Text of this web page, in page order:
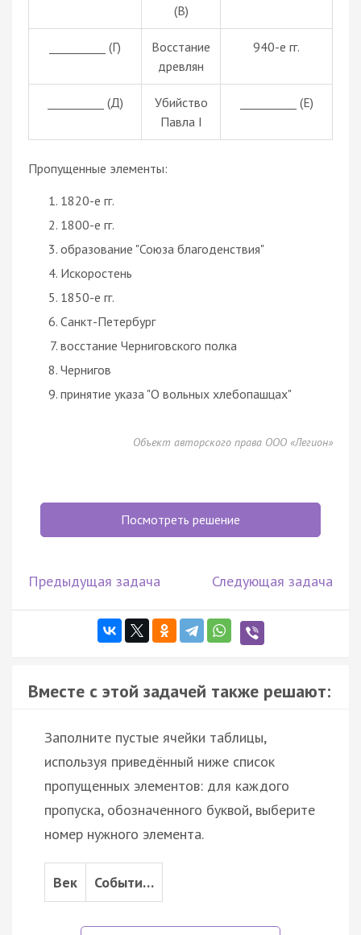
(В)
__________ (Г)
Восстание
древлян
940-е гг.
__________ (Д)
Убийство
Павла I
__________ (Е)
Пропущенные элементы:
1820-е гг.
1800-е гг.
образование "Союза благоденствия"
Искоростень
1850-е гг.
Санкт-Петербург
восстание Черниговского полка
Чернигов
принятие указа "О вольных хлебопашцах"
Объект авторского права ООО «Легион»
Посмотреть решение
Предыдущая задача Следующая задача
Вместе с этой задачей также решают:
Заполните пустые ячейки таблицы,
используя приведённый ниже список
пропущенных элементов: для каждого
пропуска, обозначенного буквой, выберите
номер нужного элемента.
Век Событи…